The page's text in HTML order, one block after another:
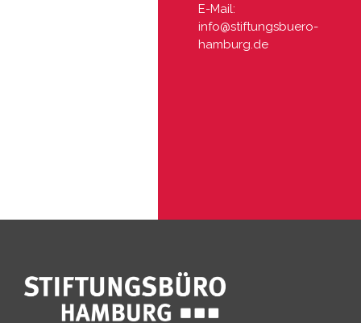
E-Mail:
info@stiftungsbuero-
hamburg.de